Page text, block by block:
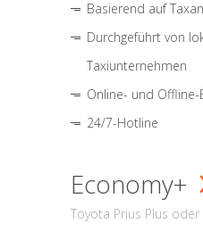
Basierend auf
Durchgeführt von
Taxiunternehmen
Online- und Offline-
24/7-Hotline
Economy+
Toyota Prius Plus